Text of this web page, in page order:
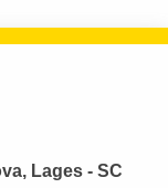
Lages - SC